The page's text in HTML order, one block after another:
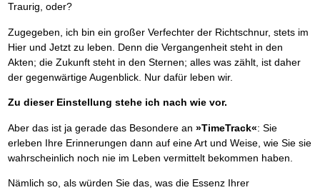
Traurig, oder?
Zugegeben, ich bin ein großer Verfechter der Richtschnur, stets im
Hier und Jetzt zu leben. Denn die Vergangenheit steht in den
Akten; die Zukunft steht in den Sternen; alles was zählt, ist daher
der gegenwärtige Augenblick. Nur dafür leben wir.
Zu dieser Einstellung stehe ich nach wie vor.
Aber das ist ja gerade das Besondere an »TimeTrack«: Sie
erleben Ihre Erinnerungen dann auf eine Art und Weise, wie Sie sie
wahrscheinlich noch nie im Leben vermittelt bekommen haben.
Nämlich so, als würden Sie das, was die Essenz Ihrer